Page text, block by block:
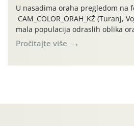
U nasadima oraha pregledom na
CAM_COLOR_ORAH_KŽ (Turanj,
mala populacija odraslih oblika
(Rhagoletis completa). Niska
činjenicom da je riječ o mladim
Pročitajte više